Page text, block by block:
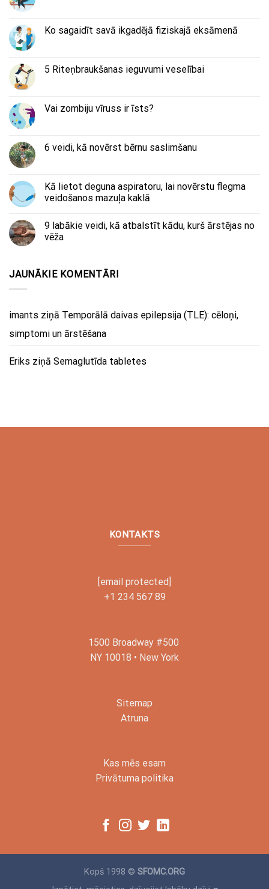
Ko sagaidīt savā ikgadējā fiziskajā eksāmenā
5 Riteņbraukšanas ieguvumi veselībai
Vai zombiju vīruss ir īsts?
6 veidi, kā novērst bērnu saslimšanu
Kā lietot deguna aspiratoru, lai novērstu flegma
veidošanos mazuļa kaklā
9 labākie veidi, kā atbalstīt kādu, kurš ārstējas no
vēža
JAUNĀKIE KOMENTĀRI
imants ziņā Temporālā daivas epilepsija (TLE): cēloņi,
simptomi un ārstēšana
Eriks ziņā Semaglutīda tabletes
KONTAKTS
[email protected]
+1 234 567 89
1500 Broadway #500
NY 10018 • New York
Sitemap
Atruna
Kas mēs esam
Privātuma politika
Kopš 1998 © SFOMC.ORG